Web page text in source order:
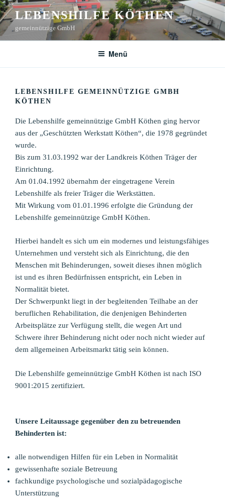
Zum
Inhalt
springen
LEBENSHILFE KÖTHEN
gemeinnützige GmbH
Menü
LEBENSHILFE GEMEINNÜTZIGE GMBH
KÖTHEN
Die Lebenshilfe gemeinnützige GmbH Köthen ging hervor
aus der „Geschützten Werkstatt Köthen“, die 1978 gegründet
wurde.
Bis zum 31.03.1992 war der Landkreis Köthen Träger der
Einrichtung.
Am 01.04.1992 übernahm der eingetragene Verein
Lebenshilfe als freier Träger die Werkstätten.
Mit Wirkung vom 01.01.1996 erfolgte die Gründung der
Lebenshilfe gemeinnützige GmbH Köthen.
Hierbei handelt es sich um ein modernes und leistungsfähiges
Unternehmen und versteht sich als Einrichtung, die den
Menschen mit Behinderungen, soweit dieses ihnen möglich
ist und es ihren Bedürfnissen entspricht, ein Leben in
Normalität bietet.
Der Schwerpunkt liegt in der begleitenden Teilhabe an der
beruflichen Rehabilitation, die denjenigen Behinderten
Arbeitsplätze zur Verfügung stellt, die wegen Art und
Schwere ihrer Behinderung nicht oder noch nicht wieder auf
dem allgemeinen Arbeitsmarkt tätig sein können.
Die Lebenshilfe gemeinnützige GmbH Köthen ist nach ISO
9001:2015 zertifiziert.
Unsere Leitaussage gegenüber den zu betreuenden
Behinderten ist:
alle notwendigen Hilfen für ein Leben in Normalität
gewissenhafte soziale Betreuung
fachkundige psychologische und sozialpädagogische
Unterstützung